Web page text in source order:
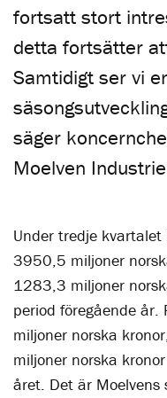
fortsatt stort
detta fortsätter
Samtidigt ser vi
säger
Moelven
Under tredje
3950,5 miljoner
1283,3 miljoner
period föregående
miljoner norska
miljoner norska
året. Det är